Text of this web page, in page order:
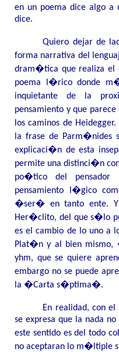
en un poema dice algo
dice.
Quiero dejar de
forma narrativa del
dram�tica que realiza el
poema l�rico donde
inquietante de la
pensamiento y que
los caminos de
la frase de Parm�nides
explicaci�n de esta
permite una distinci�n
po�tico del
pensamiento l�gico
�ser� en tanto ente.
Her�clito, del que s�lo
es el cambio de lo uno a
Plat�n y al bien
yhm, que se quiere
embargo no se puede
la �Carta s�ptima�.
En realidad, con
se expresa que la nada
este sentido es del todo
no aceptaran lo m�ltiple